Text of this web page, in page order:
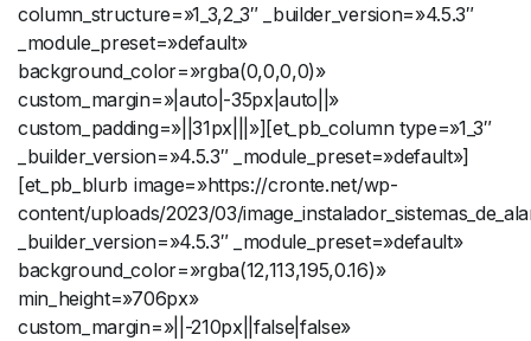
column_structure=»1_3,2_3″ _builder_version=»4.5.3″
_module_preset=»default»
background_color=»rgba(0,0,0,0)»
custom_margin=»|auto|-35px|auto||»
custom_padding=»||31px|||»][et_pb_column type=»1_3″
_builder_version=»4.5.3″ _module_preset=»default»]
[et_pb_blurb image=»https://cronte.net/wp-
content/uploads/2023/03/
_builder_version=»4.5.3″ _module_preset=»default»
background_color=»rgba(12,113,195,0.16)»
min_height=»706px»
custom_margin=»||-210px||false|false»